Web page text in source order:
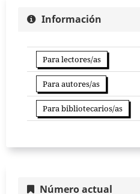
Información
Para lectores/as
Para autores/as
Para bibliotecarios/as
Número actual